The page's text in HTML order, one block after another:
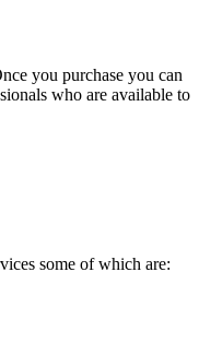
you purchase you can
who are available to
some of which are: